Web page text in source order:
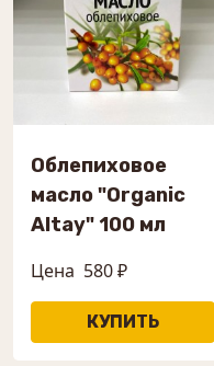
Облепиховое
масло "Organic
Altay" 100 мл
Цена 580 ₽